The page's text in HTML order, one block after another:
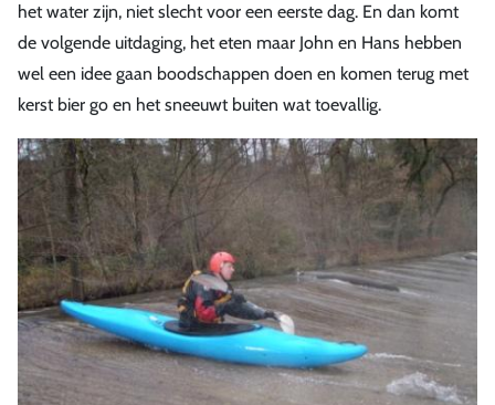
het water zijn, niet slecht voor een eerste dag. En dan komt
de volgende uitdaging, het eten maar John en Hans hebben
wel een idee gaan boodschappen doen en komen terug met
kerst bier go en het sneeuwt buiten wat toevallig.